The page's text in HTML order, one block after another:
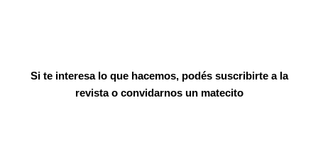
Si te interesa lo que hacemos, podés suscribirte a la
revista o convidarnos un matecito